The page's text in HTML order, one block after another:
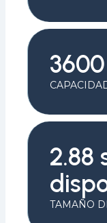
2.88
TAMAÑO